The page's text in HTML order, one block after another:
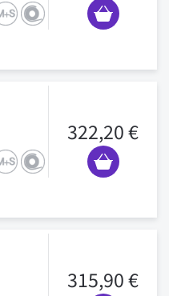
322,20 €
315,90 €